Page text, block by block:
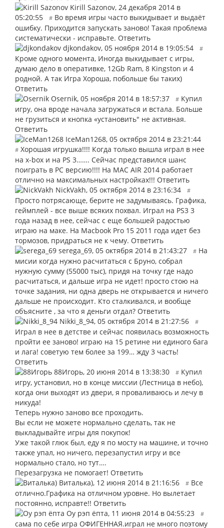
Kirill Sazonov, 24 декабря 2014 в
05:20:55
# Во время игры часто выкидывает и выдаёт
ошибку. Приходится запускать заново! Такая проблема
систематически - исправьте. Ответить
djkondakov, 05 ноября 2014 в 19:05:54 #
Кроме одного момента, Иногда выкидывает с игры,
думаю дело в оперативке, 12Gb Ram, 8 Kingston и 4
родной. А так Игра Хороша, побольше бы таких)
Ответить
Osernik, 05 ноября 2014 в 18:57:37 # Купил
игру, она вроде начала загружаться и встала. Больше
не грузиться и кнопка «установить" не активная.
Ответить
IceMan1268, 05 октября 2014 в 23:21:44
# Хорошая игрушка!!!! Когда только вышла играл в нее
на x-box и на PS 3……. Сейчас представился шанс
поиграть в РС версию!!!! На MAC AIR 2014 работает
отлично на максимальных настройках!!! Ответить
NickVakh, 05 октября 2014 в 23:16:34 #
Просто потрясающе, берите не задумываясь. Графика,
геймплей - все выше всяких похвал. Играл на PS3 3
года назад в нее, сейчас с еще большей радостью
играю на маке. На Macbook Pro 15 2011 года идет без
тормозов, придраться не к чему. Ответить
serega_69, 05 октября 2014 в 21:43:27 # На
мисии когда нужно расчитаться с Бруно, собрал
нужную сумму (55000 тыс), придя на точку где надо
расчитаться, и дальше игра не идет! просто стою на
точке задания, ни одна дверь не открывается и ничего
дальше не происходит. Кто сталкивался, и вообще
объясните , за что я деньги отдал? Ответить
Nikki_8_94, 05 октября 2014 в 21:27:56 #
Играл в нее в детстве и сейчас появилась возможность
пройти ее заново! играю на 15 ретине ни единого бага
и лага! советую тем более за 199… жду 3 часть!
Ответить
88Игорь, 20 июня 2014 в 13:38:30 # Купил
игру, установил, но в конце миссии (Лестница в небо),
когда они выходят из двери, я проваливаюсь и лечу в
никуда!
Теперь нужно заново все проходить.
Вы если не можете нормально сделать, так не
выкладывайте игры для покупок!
Уже такой глюк был, еду я по мосту на машине, и точно
также упал, но ничего, перезапустил игру и все
нормально стало, но тут….
Перезагрузка не помогает! Ответить
Виталька), 12 июня 2014 в 21:16:56 # Все
отлично.Графика на отличном уровне. Но вылетает
постоянно, исправте!! Ответить
Оу рэп ёпта, 11 июня 2014 в 04:55:23 #
сама по себе игра ОФИГЕННАЯ.играл не много поэтому